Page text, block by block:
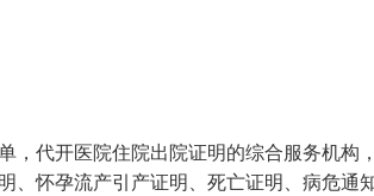
，代开医院住院出院证明的综合服务机构
、怀孕流产引产证明、死亡证明、病危通